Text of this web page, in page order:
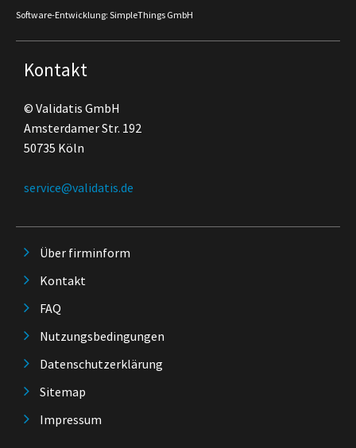
Software-Entwicklung: SimpleThings GmbH
Kontakt
© Validatis GmbH
Amsterdamer Str. 192
50735 Köln
service@validatis.de
Über firminform
Kontakt
FAQ
Nutzungsbedingungen
Datenschutzerklärung
Sitemap
Impressum